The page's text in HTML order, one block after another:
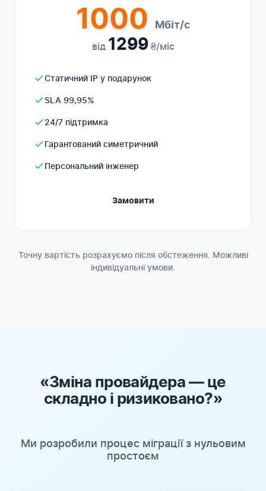
1000 Мбіт/с
від 1299₴/міс
Статичний IP у подарунок
SLA 99,95%
24/7 підтримка
Гарантований симетричний
Персональний інженер
Замовити
Точну вартість розрахуємо після обстеження. Можливі
індивідуальні умови.
«Зміна провайдера — це
складно і ризиковано?»
Ми розробили процес міграції з нульовим
простоєм